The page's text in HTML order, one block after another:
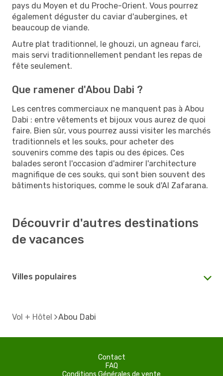
pays du Moyen et du Proche-Orient. Vous pourrez
également déguster du caviar d'aubergines, et
beaucoup de viande.
Autre plat traditionnel, le ghouzi, un agneau farci,
mais servi traditionnellement pendant les repas de
fête seulement.
Que ramener d'Abou Dabi ?
Les centres commerciaux ne manquent pas à Abou
Dabi : entre vêtements et bijoux vous aurez de quoi
faire. Bien sûr, vous pourrez aussi visiter les marchés
traditionnels et les souks, pour acheter des
souvenirs comme des tapis ou des épices. Ces
balades seront l'occasion d'admirer l'architecture
magnifique de ces souks, qui sont bien souvent des
bâtiments historiques, comme le souk d'Al Zafarana.
Découvrir d'autres destinations
de vacances
Villes populaires
Vol + Hôtel Abou Dabi
Contact
FAQ
Conditions Générales de vente